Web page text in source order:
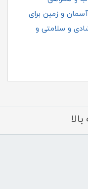
آسمان و زمین برای
و سلامتی و